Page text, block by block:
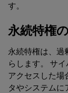
す。
永続特権
永続特権は、過
らします。 サ
アクセスした場
タやシステムに